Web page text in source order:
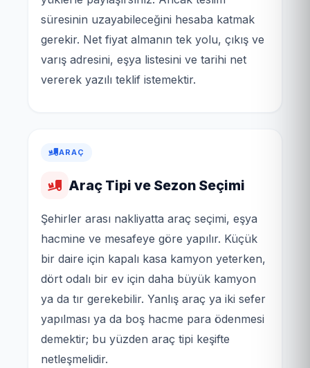
süresinin uzayabileceğini hesaba katmak
gerekir. Net fiyat almanın tek yolu, çıkış ve
varış adresini, eşya listesini ve tarihi net
vererek yazılı teklif istemektir.
ARAÇ
Araç Tipi ve Sezon Seçimi
Şehirler arası nakliyatta araç seçimi, eşya
hacmine ve mesafeye göre yapılır. Küçük
bir daire için kapalı kasa kamyon yeterken,
dört odalı bir ev için daha büyük kamyon
ya da tır gerekebilir. Yanlış araç ya iki sefer
yapılması ya da boş hacme para ödenmesi
demektir; bu yüzden araç tipi keşifte
netleşmelidir.